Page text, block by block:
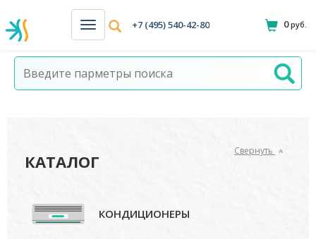
Н
а
в
и
+7 (495) 540-42-80 0руб.
КАТАЛОГ
Свернуть
КОНДИЦИОНЕРЫ